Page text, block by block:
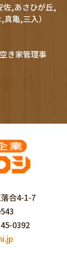
,あさひが丘,
亀,三入）
き家管理事
合4-1-7
0392